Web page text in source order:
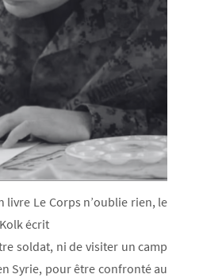
livre Le Corps n’oublie rien, le
écrit
soldat, ni de visiter un camp
Syrie, pour être confronté au